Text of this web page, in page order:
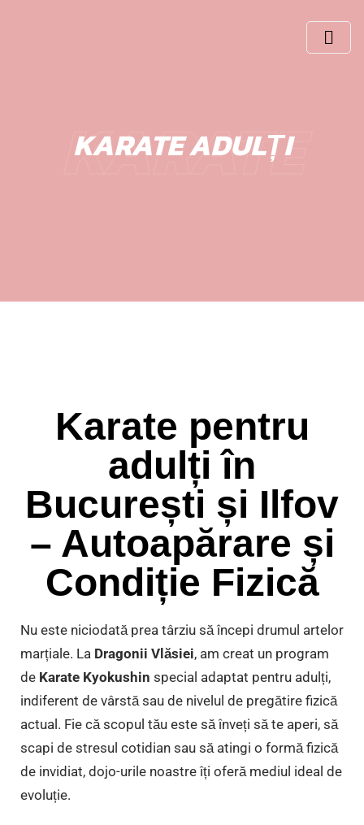
KARATE
KARATE ADULȚI
Karate pentru
adulți în
București și Ilfov
– Autoapărare și
Condiție Fizică
Nu este niciodată prea târziu să începi drumul artelor
marțiale. La Dragonii Vlăsiei, am creat un program
de Karate Kyokushin special adaptat pentru adulți,
indiferent de vârstă sau de nivelul de pregătire fizică
actual. Fie că scopul tău este să înveți să te aperi, să
scapi de stresul cotidian sau să atingi o formă fizică
de invidiat, dojo-urile noastre îți oferă mediul ideal de
evoluție.